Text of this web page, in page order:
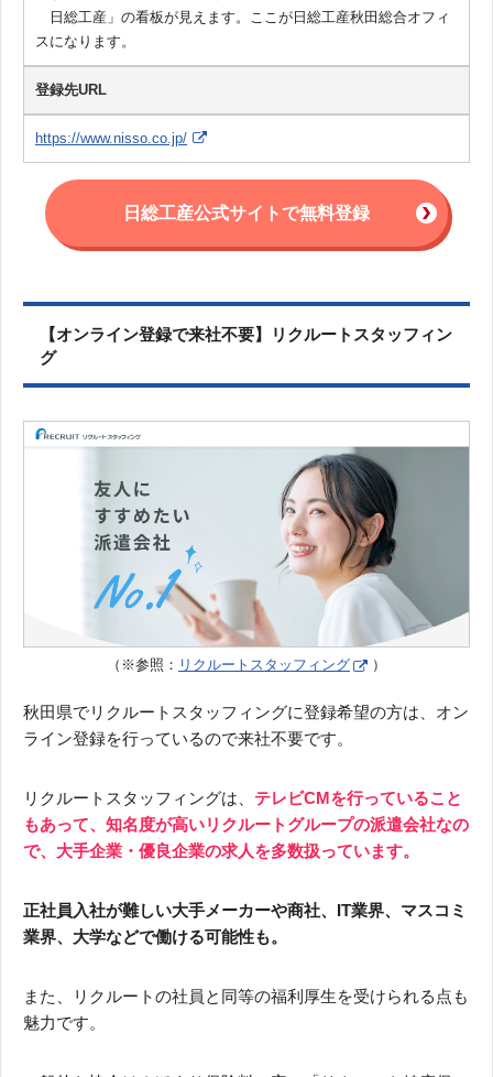
日総工産」の看板が見えます。ここが日総工産秋田総合オフィ
スになります。
登録先URL
https://www.nisso.co.jp/
日総工産公式サイトで無料登録
【オンライン登録で来社不要】リクルートスタッフィン
グ
（※参照： リクルートスタッフィング ）
秋田県でリクルートスタッフィングに登録希望の方は、オン
ライン登録を行っているので来社不要です。
リクルートスタッフィングは、 テレビCMを行っていること
もあって、知名度が高いリクルートグループの派遣会社なの
で、大手企業・優良企業の求人を多数扱っています。
正社員入社が難しい大手メーカーや商社、IT業界、マスコミ
業界、大学などで働ける可能性も。
また、リクルートの社員と同等の福利厚生を受けられる点も
魅力です。